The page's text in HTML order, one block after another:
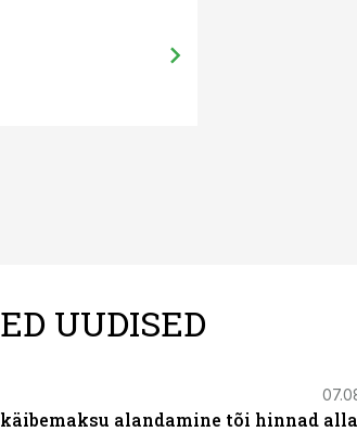
UUDISED
alandamine tõi hinnad